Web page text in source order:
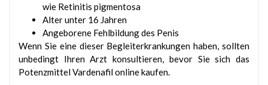
wie Retinitis pigmentosa
Alter unter 16 Jahren
Angeborene Fehlbildung des Penis
Wenn Sie eine dieser Begleiterkrankungen haben, sollten
unbedingt Ihren Arzt konsultieren, bevor Sie sich das
Potenzmittel Vardenafil online kaufen.